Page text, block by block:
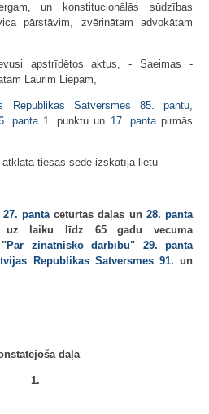
un konstitucionālās sūdzības
pārstāvim, zvērinātam advokātam
apstrīdētos aktus, - Saeimas -
Laurim Liepam,
Republikas Satversmes 85. pantu,
panta1. punktu un 17. pantapirmās
tiesas sēdē izskatīja lietu
27. pantaceturtās daļas un 28. panta
uz laiku līdz 65 gadu vecuma
"Par zinātnisko darbību" 29. panta
Republikas Satversmes 91.un
daļa
1.